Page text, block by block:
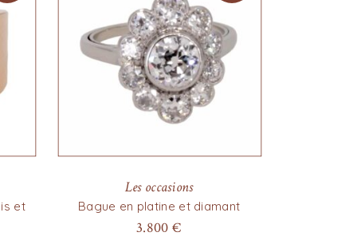
et
Les occasions
Bague en platine et diamant
3.800€